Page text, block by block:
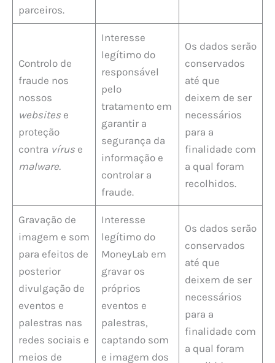
parceiros.
Controlo de
fraude nos
nossos
websites e
proteção
contra vírus e
malware.
Interesse
legítimo do
responsável
pelo
tratamento em
garantir a
segurança da
informação e
controlar a
fraude.
Os dados serão
conservados
até que
deixem de ser
necessários
para a
finalidade com
a qual foram
recolhidos.
Gravação de
imagem e som
para efeitos de
posterior
divulgação de
eventos e
palestras nas
redes sociais e
meios de
Interesse
legítimo do
MoneyLab em
gravar os
próprios
eventos e
palestras,
captando som
e imagem dos
Os dados serão
conservados
até que
deixem de ser
necessários
para a
finalidade com
a qual foram